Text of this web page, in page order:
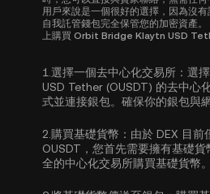
用戶來說是一個很好的選擇，因為沒
自我託管錢包完全保管您的加密資產
上購買 Orbit Bridge Klaytn USD
1. 選擇一個去中心化交易所： 選
USD Tether (OUSDT) 的去中心
式並連接銀包。確保你的銀包與
2. 購買基礎貨幣： 由於 DEX 目前
OUSDT，您首先需要擁有基礎
全的中心化交易所購買基礎貨幣。